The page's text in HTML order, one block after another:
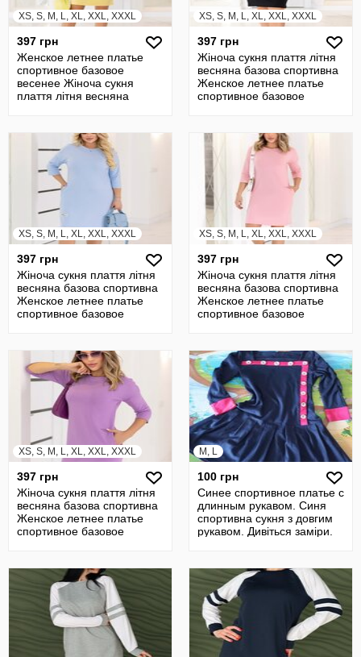
XS, S, M, L, XL, XXL, XXXL
397 грн
Женское летнее платье
спортивное базовое
весенее Жіноча сукня
плаття літня весняна
XS, S, M, L, XL, XXL, XXXL
397 грн
Жіноча сукня плаття літня
весняна базова спортивна
Женское летнее платье
спортивное базовое
XS, S, M, L, XL, XXL, XXXL
397 грн
Жіноча сукня плаття літня
весняна базова спортивна
Женское летнее платье
спортивное базовое
XS, S, M, L, XL, XXL, XXXL
397 грн
Жіноча сукня плаття літня
весняна базова спортивна
Женское летнее платье
спортивное базовое
XS, S, M, L, XL, XXL, XXXL
397 грн
Жіноча сукня плаття літня
весняна базова спортивна
Женское летнее платье
спортивное базовое
M, L
100 грн
Синее спортивное платье с
длинным рукавом. Синя
спортивна сукня з довгим
рукавом. Дивіться заміри.